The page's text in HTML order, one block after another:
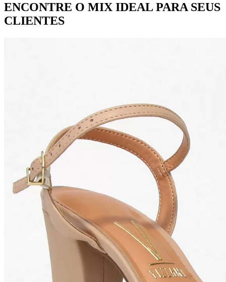
ENCONTRE O MIX IDEAL PARA SEUS
CLIENTES